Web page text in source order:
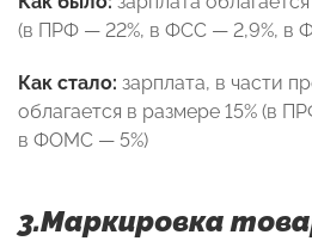
(в ПРФ — 22%, в ФСС — 2,9%, в
Как стало: зарплата, в части
облагается в размере 15% (в
в ФОМС — 5%)
3.Маркировка